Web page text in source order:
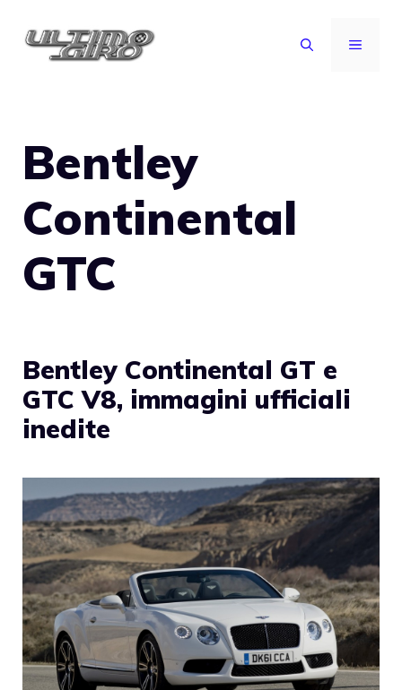
MENU
Bentley
Continental
GTC
Bentley Continental GT e
GTC V8, immagini ufficiali
inedite